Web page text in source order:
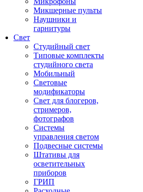
Микшерные пульты
Наушники и
гарнитуры
Свет
Студийный свет
Типовые комплекты
студийного света
Мобильный
Световые
модификаторы
Свет для блогеров,
стримеров,
фотографов
Системы
управления светом
Подвесные системы
Штативы для
осветительных
приборов
ГРИП